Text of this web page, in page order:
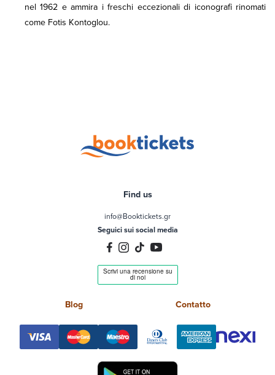
nel 1962 e ammira i freschi eccezionali di iconografi rinomati
come Fotis Kontoglou.
Find us
info@Booktickets.gr
Seguici sui social media
Blog Contatto